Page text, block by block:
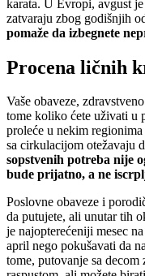
karata. U Evropi, avgust
zatvaraju zbog godišnjih
pomaže da izbegnete
Procena ličnih
Vaše obaveze,
tome koliko ćete uživati u
proleće u nekim
sa cirkulacijom otežavaju
sopstvenih potreba nije
bude prijatno, a ne
Poslovne obaveze i
da putujete, ali unutar tih
je najopterećeniji mesec
april nego pokušavati da
tome, putovanje sa